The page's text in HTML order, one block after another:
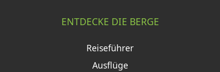
ENTDECKE DIE BERGE
Reiseführer
Ausflüge